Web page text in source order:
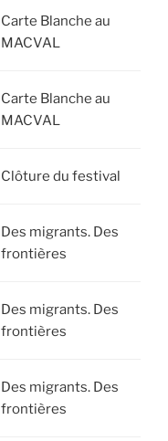
Carte Blanche au
MACVAL
Carte Blanche au
MACVAL
Clôture du festival
Des migrants. Des
frontières
Des migrants. Des
frontières
Des migrants. Des
frontières